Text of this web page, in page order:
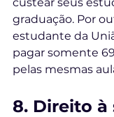
graduação. Por
estudante da
pagar somente
pelas mesmas
8. Direito à